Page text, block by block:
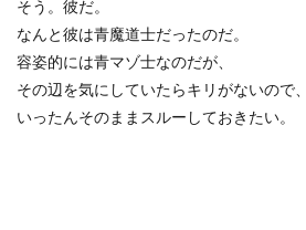
そう。彼だ。
なんと彼は青魔道士だったのだ。
容姿的には青マゾ士なのだが、
その辺を気にしていたらキリがないので、
いったんそのままスルーしておきたい。